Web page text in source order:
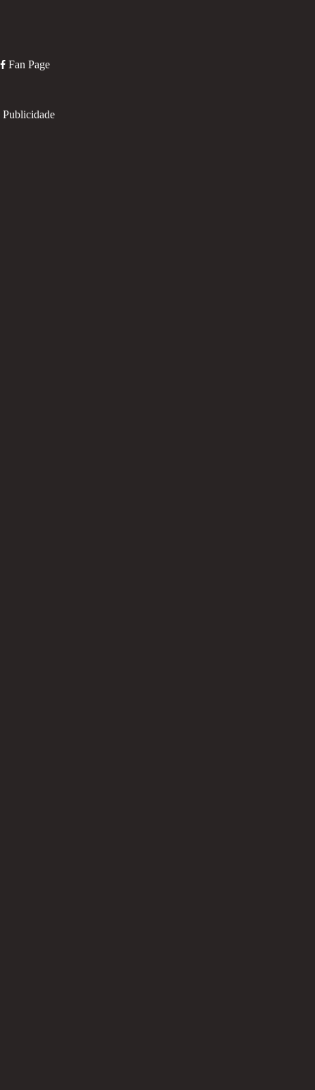
Fan Page
Publicidade